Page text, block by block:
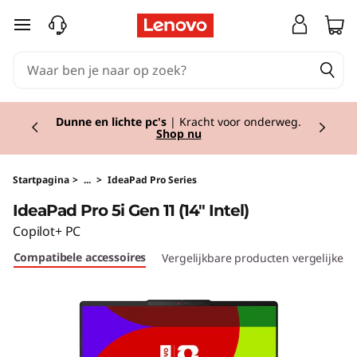
P
a
d
P
Ga naar de hoofdinhoud
Dunne en lichte pc's | Kracht voor onderweg.
Shop nu
Startpagina > ... > IdeaPad Pro Series
IdeaPad Pro 5i Gen 11 (14" Intel)
Copilot+ PC
Compatibele accessoires Vergelijkbare producten vergelijken